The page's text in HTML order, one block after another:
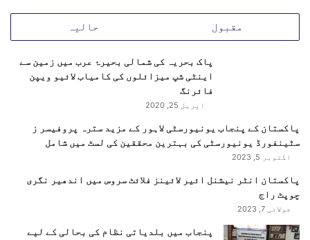
س
خ
ا
ر
مقبول حالیہ
پاک بحریہ کی شمالی بحیرۂ عرب میں زمین سے
اینٹی شپ میزائلوں کی کامیاب لائیو ویپن
فائرنگ
اپریل 25, 2020
پاکستان کے پنجاب یونیورسٹی لاہور کے مزید سترہ پروفیسر ز
سٹینفورڈ یونیورسٹی کی بہترین محققین کی لسٹ میں شامل
اکتوبر 5, 2023
پاکستان انٹر نیشنل ائیر لائینز فلائٹ سروس میں اندھیر نگری
چوپٹ راج
جولائی 7, 2023
پنجاب میں بلدیاتی نظام کی بحالی کے لیے